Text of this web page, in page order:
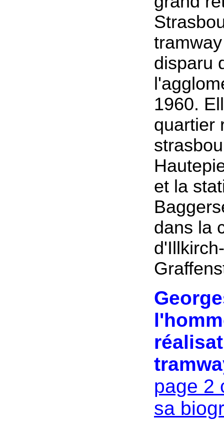
disparu
1960.
quartier
et la
dans la
d'Illkirch-
page 2
sa